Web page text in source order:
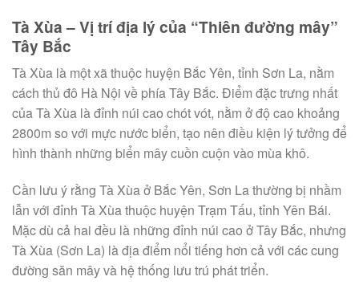
Tà Xùa – Vị trí địa lý của “Thiên đường mây”
Tây Bắc
Tà Xùa là một xã thuộc huyện Bắc Yên, tỉnh Sơn La, nằm
cách thủ đô Hà Nội về phía Tây Bắc. Điểm đặc trưng nhất
của Tà Xùa là đỉnh núi cao chót vót, nằm ở độ cao khoảng
2800m so với mực nước biển, tạo nên điều kiện lý tưởng để
hình thành những biển mây cuồn cuộn vào mùa khô.
Cần lưu ý rằng Tà Xùa ở Bắc Yên, Sơn La thường bị nhầm
lẫn với đỉnh Tà Xùa thuộc huyện Trạm Tấu, tỉnh Yên Bái.
Mặc dù cả hai đều là những đỉnh núi cao ở Tây Bắc, nhưng
Tà Xùa (Sơn La) là địa điểm nổi tiếng hơn cả với các cung
đường săn mây và hệ thống lưu trú phát triển.